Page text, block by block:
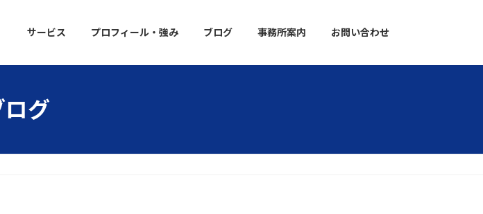
サービス プロフィール・強み ブログ 事務所案内 お問い合わせ
ログ